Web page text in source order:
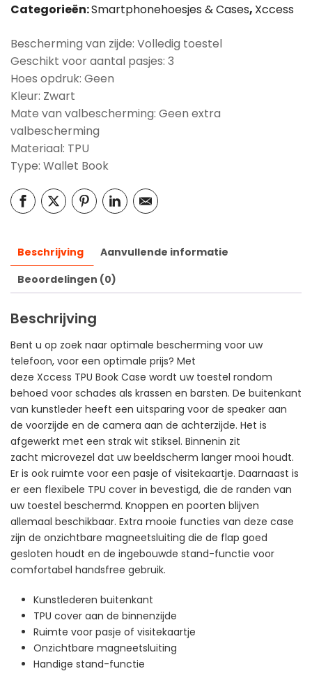
Categorieën:Smartphonehoesjes & Cases, Xccess
Bescherming van zijde: Volledig toestel
Geschikt voor aantal pasjes: 3
Hoes opdruk: Geen
Kleur: Zwart
Mate van valbescherming: Geen extra
valbescherming
Materiaal: TPU
Type: Wallet Book
Beschrijving
Aanvullende informatie
Beoordelingen (0)
Beschrijving
Bent u op zoek naar optimale bescherming voor uw
telefoon, voor een optimale prijs? Met
deze Xccess TPU Book Case wordt uw toestel rondom
behoed voor schades als krassen en barsten. De buitenkant
van kunstleder heeft een uitsparing voor de speaker aan
de voorzijde en de camera aan de achterzijde. Het is
afgewerkt met een strak wit stiksel. Binnenin zit
zacht microvezel dat uw beeldscherm langer mooi houdt.
Er is ook ruimte voor een pasje of visitekaartje. Daarnaast is
er een flexibele TPU cover in bevestigd, die de randen van
uw toestel beschermd. Knoppen en poorten blijven
allemaal beschikbaar. Extra mooie functies van deze case
zijn de onzichtbare magneetsluiting die de flap goed
gesloten houdt en de ingebouwde stand-functie voor
comfortabel handsfree gebruik.
Kunstlederen buitenkant
TPU cover aan de binnenzijde
Ruimte voor pasje of visitekaartje
Onzichtbare magneetsluiting
Handige stand-functie